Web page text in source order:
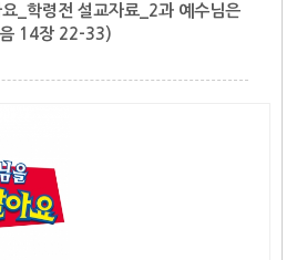
_학령전 설교자료_2과 예수님은
음 14장 22-33)